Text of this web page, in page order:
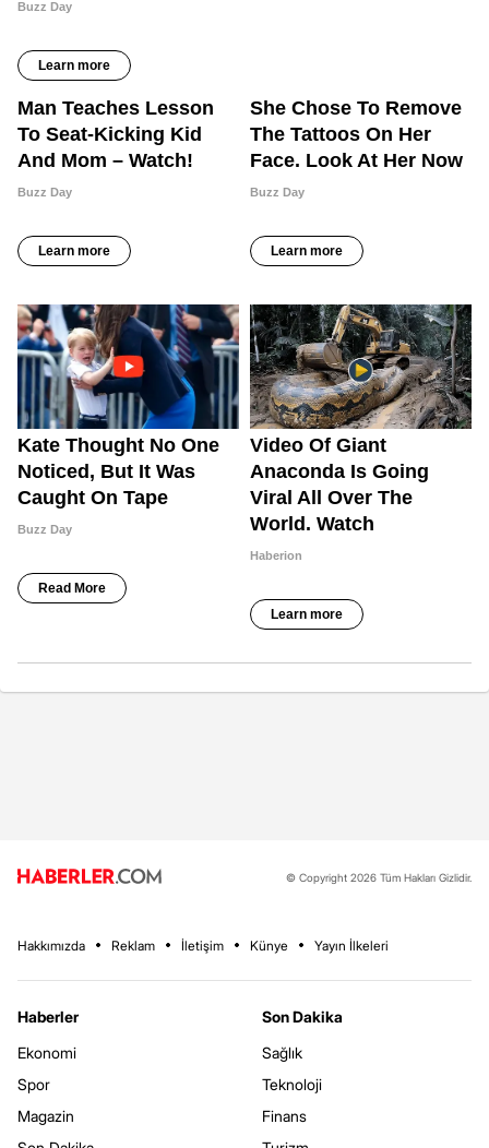
© Copyright 2026 Tüm Hakları Gizlidir.
Hakkımızda Reklam İletişim Künye Yayın İlkeleri
Haberler
Ekonomi
Spor
Magazin
Son Dakika
Sağlık
Teknoloji
Finans